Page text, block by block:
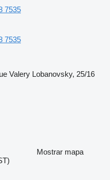
7535
7535
Valery Lobanovsky, 25/16
Mostrar mapa